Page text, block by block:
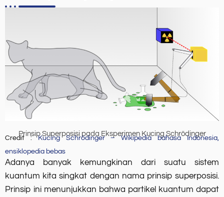
Prinsip Superposisi pada Eksperimen Kucing Schrödinger
Credit :Kucing Schrödinger – Wikipedia bahasa Indonesia,
ensiklopedia bebas
Adanya banyak kemungkinan dari suatu sistem
kuantum kita singkat dengan nama prinsip superposisi.
Prinsip ini menunjukkan bahwa partikel kuantum dapat